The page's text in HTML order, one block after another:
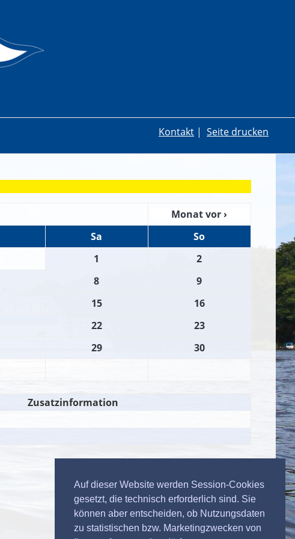
Auf dieser Website werden Session-Cookies
gesetzt, die technisch erforderlich sind. Sie
können aber entscheiden, ob Nutzungsdaten
zu statistischen bzw. Marketingzwecken von
Kontakt | Seite drucken
Monat vor ›
Sa
So
1
2
8
9
15
16
22
23
29
30
Zusatzinformation